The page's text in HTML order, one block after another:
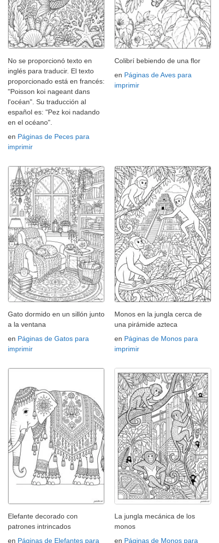
No se proporcionó texto en
inglés para traducir. El texto
proporcionado está en francés:
"Poisson koi nageant dans
l'océan". Su traducción al
español es: "Pez koi nadando
en el océano".
en Páginas de Peces para
imprimir
Colibrí bebiendo de una flor
en Páginas de Aves para
imprimir
Gato dormido en un sillón junto
a la ventana
en Páginas de Gatos para
imprimir
Monos en la jungla cerca de
una pirámide azteca
en Páginas de Monos para
imprimir
Elefante decorado con
patrones intrincados
en Páginas de Elefantes para
La jungla mecánica de los
monos
en Páginas de Monos para